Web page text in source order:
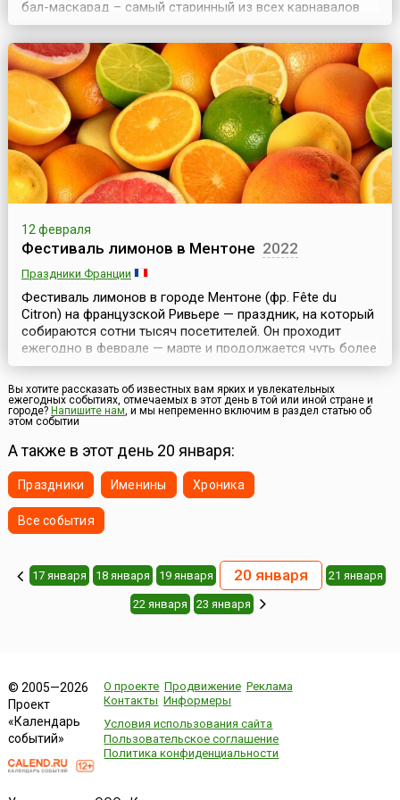
бал-маскарад – самый старинный из всех карнавалов
планеты, ежегодно проходящий в Венеции.
Традиционный Венецианский карнавал продолжается
более двух недель – дата его открытия зависит от
начала католического Великого поста, а заканчивается
он нака...
12 февраля
Фестиваль лимонов в Ментоне 2022
Праздники Франции
Фестиваль лимонов в городе Ментоне (фр. Fête du
Citron) на французской Ривьере — праздник, на который
собираются сотни тысяч посетителей. Он проходит
ежегодно в феврале — марте и продолжается чуть более
двух недель.Лимоны из Ментона, безусловно, короли
среди лимонов: теплый климат французской Ривьеры
позволяет выращивать их круглогодично. Снимают три
урожая лимонов, самый большой урожай — в ма...
Вы хотите рассказать об известных вам ярких и увлекательных
ежегодных событиях, отмечаемых в этот день в той или иной стране и
городе? Напишите нам, и мы непременно включим в раздел статью об
этом событии
А также в этот день 20 января:
Праздники Именины Хроника
Все события
17 января 18 января 19 января 20 января 21 января
22 января 23 января
© 2005—2026
Проект
«Календарь
событий»
О проекте Продвижение Реклама
Контакты Информеры
Условия использования сайта
Пользовательское соглашение
Политика конфиденциальности